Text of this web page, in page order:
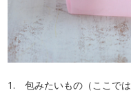
1. 包みたいもの（ここで